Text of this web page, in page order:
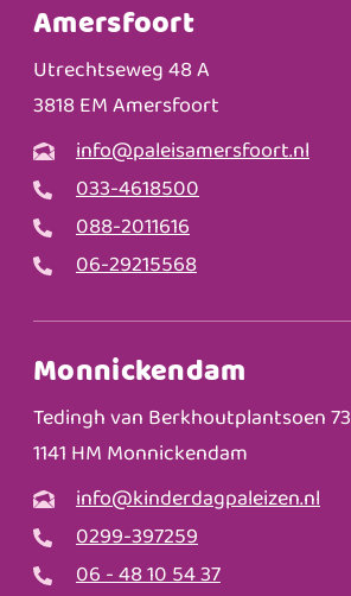
Amersfoort
Utrechtseweg 48 A
3818 EM Amersfoort
info@paleisamersfoort.nl
033-4618500
088-2011616
06-29215568
Monnickendam
Tedingh van Berkhoutplantsoen 73
1141 HM Monnickendam
info@kinderdagpaleizen.nl
0299-397259
06 - 48 10 54 37